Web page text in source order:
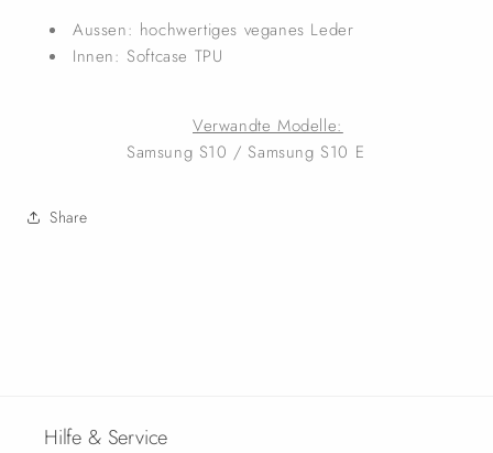
Aussen: hochwertiges veganes Leder
Innen: Softcase TPU
Verwandte Modelle:
Samsung S10 / Samsung S10 E
Share
Hilfe & Service